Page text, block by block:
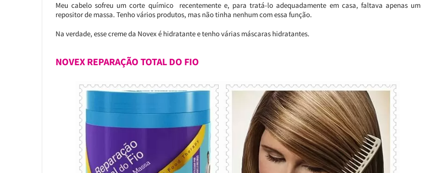
Meu cabelo sofreu um corte químico recentemente e, para tratá-lo adequadamente em casa, faltava apenas um
repositor de massa. Tenho vários produtos, mas não tinha nenhum com essa função.
Na verdade, esse creme da Novex é hidratante e tenho várias máscaras hidratantes.
NOVEX REPARAÇÃO TOTAL DO FIO